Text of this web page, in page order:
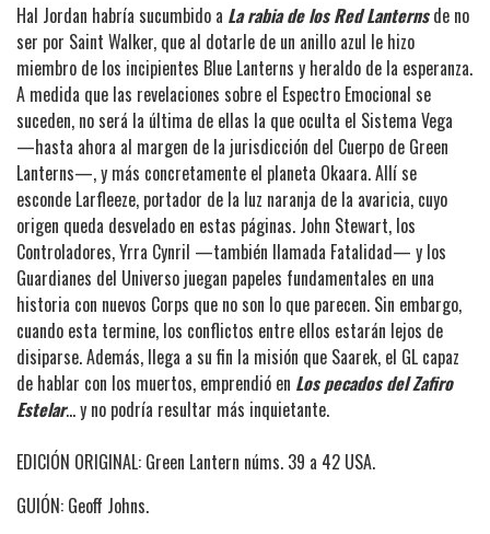
Hal Jordan habría sucumbido a La rabia de los Red Lanternsde no
ser por Saint Walker, que al dotarle de un anillo azul le hizo
miembro de los incipientes Blue Lanterns y heraldo de la esperanza.
A medida que las revelaciones sobre el Espectro Emocional se
suceden, no será la última de ellas la que oculta el Sistema Vega
—hasta ahora al margen de la jurisdicción del Cuerpo de Green
Lanterns—, y más concretamente el planeta Okaara. Allí se
esconde Larfleeze, portador de la luz naranja de la avaricia, cuyo
origen queda desvelado en estas páginas. John Stewart, los
Controladores, Yrra Cynril —también llamada Fatalidad— y los
Guardianes del Universo juegan papeles fundamentales en una
historia con nuevos Corps que no son lo que parecen. Sin embargo,
cuando esta termine, los conflictos entre ellos estarán lejos de
disiparse. Además, llega a su fin la misión que Saarek, el GL capaz
de hablar con los muertos, emprendió en Los pecados del Zafiro
Estelar... y no podría resultar más inquietante.
EDICIÓN ORIGINAL: Green Lantern núms. 39 a 42 USA.
GUIÓN: Geoff Johns.